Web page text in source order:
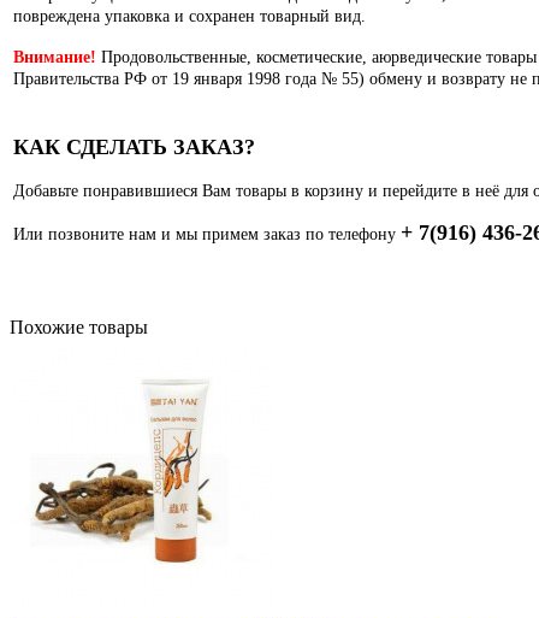
повреждена упаковка и сохранен товарный вид.
Внимание! Продовольственные, косметические, аюрведические
Правительства РФ от 19 января 1998 года № 55) обмену и возврату не
КАК СДЕЛАТЬ ЗАКАЗ?
Добавьте понравившиеся Вам товары в корзину и перейдите в неё для
Или позвоните нам и мы примем заказ по телефону + 7(916) 436-
Похожие товары